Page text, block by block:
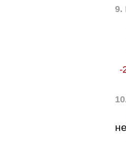
9.
-